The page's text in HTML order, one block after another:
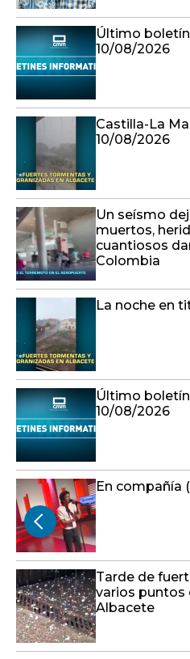
Último
10/08/2026
Castilla-La
10/08/2026
Un seísmo
muertos,
cuantiosos
Colombia
La noche en
Último
10/08/2026
En compañía
Tarde de
varios puntos
Albacete